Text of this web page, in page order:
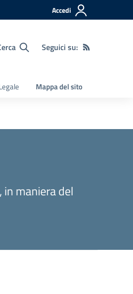
Accedi
Seguici su:
Mappa del sito
in maniera del